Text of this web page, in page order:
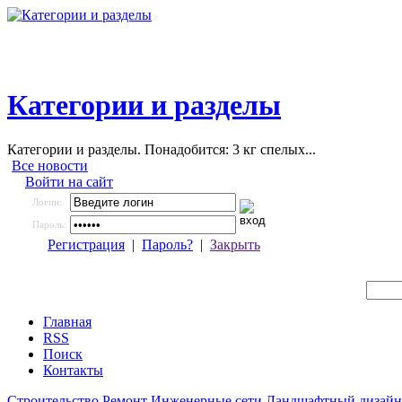
Категории и разделы
Категории и разделы. Понадобится: 3 кг спелых...
Все новости
Войти на сайт
Логин:
Пароль:
Регистрация | Пароль? | Закрыть
Главная
RSS
Поиск
Контакты